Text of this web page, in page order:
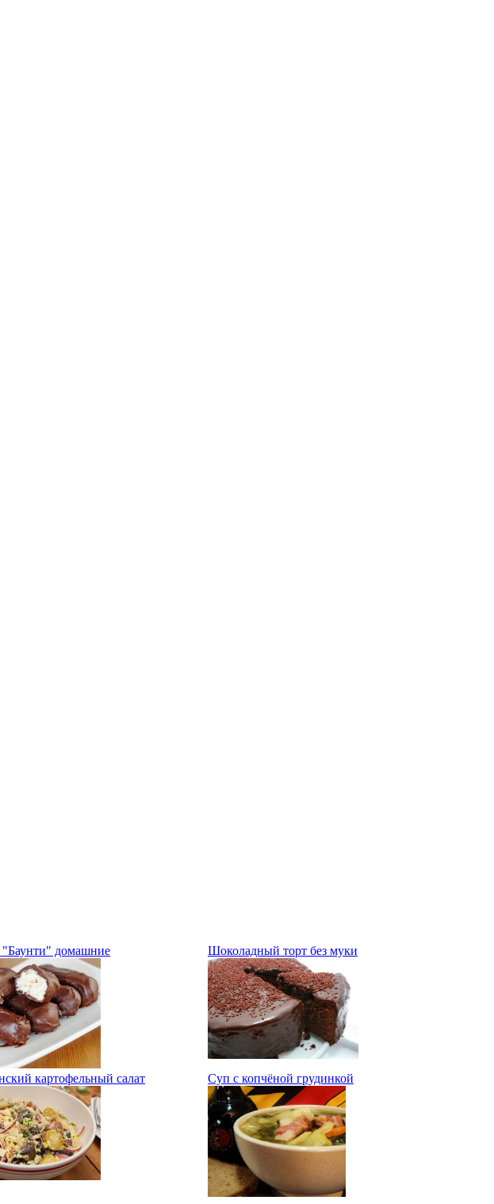
домашние Шоколадный торт без муки
картофельный салат Суп с копчёной грудинкой